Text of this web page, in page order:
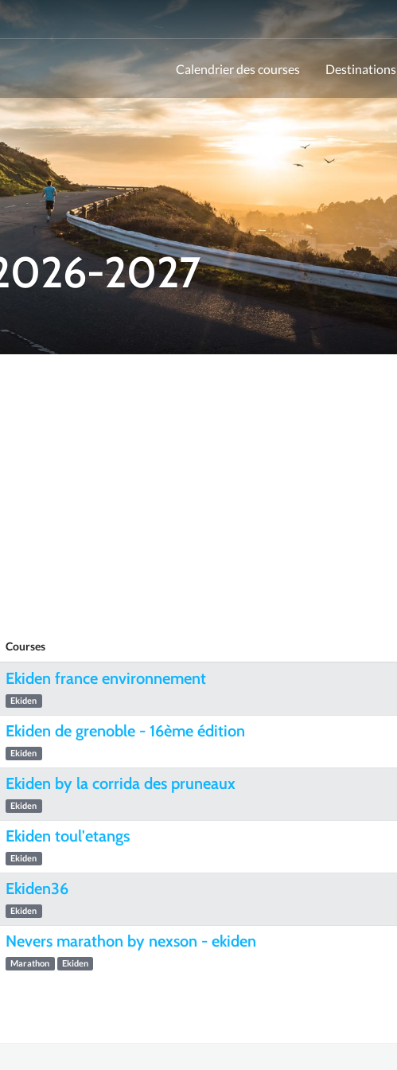
Calendrier des courses Destinations
2027
Courses
Ekiden france environnement
Ekiden
Ekiden de grenoble - 16ème édition
Ekiden
Ekiden by la corrida des pruneaux
Ekiden
Ekiden toul'etangs
Ekiden
Ekiden36
Ekiden
Nevers marathon by nexson - ekiden
Marathon Ekiden